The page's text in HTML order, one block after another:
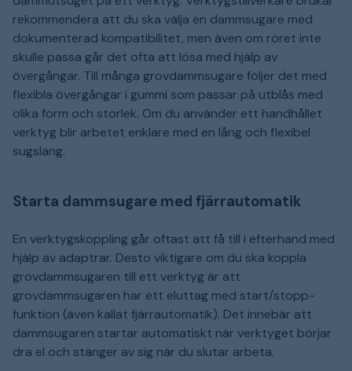
rekommendera att du ska välja en dammsugare med
dokumenterad kompatibilitet, men även om röret inte
skulle passa går det ofta att lösa med hjälp av
övergångar. Till många grovdammsugare följer det med
flexibla övergångar i gummi som passar på utblås med
olika form och storlek. Om du använder ett handhållet
verktyg blir arbetet enklare med en lång och flexibel
sugslang.
Starta dammsugare med fjärrautomatik
En verktygskoppling går oftast att få till i efterhand med
hjälp av adaptrar. Desto viktigare om du ska koppla
grovdammsugaren till ett verktyg är att
grovdammsugaren har ett eluttag med start/stopp-
funktion (även kallat fjärrautomatik). Det innebär att
dammsugaren startar automatiskt när verktyget börjar
dra el och stänger av sig när du slutar arbeta.